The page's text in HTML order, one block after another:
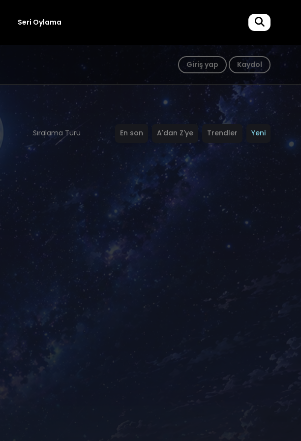
Seri Oylama
Giriş yap Kaydol
Sıralama Türü En son A'dan Z'ye Trendler Yeni